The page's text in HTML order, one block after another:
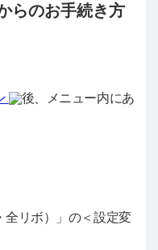
らのお手続き方
後、メニュー内にあ
全リボ）」の＜設定変